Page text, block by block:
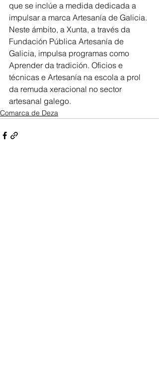
que se inclúe a medida dedicada a
impulsar a marca Artesanía de Galicia.
Neste ámbito, a Xunta, a través da
Fundación Pública Artesanía de
Galicia, impulsa programas como
Aprender da tradición. Oficios e
técnicas e Artesanía na escola a prol
da remuda xeracional no sector
artesanal galego.
Comarca de Deza